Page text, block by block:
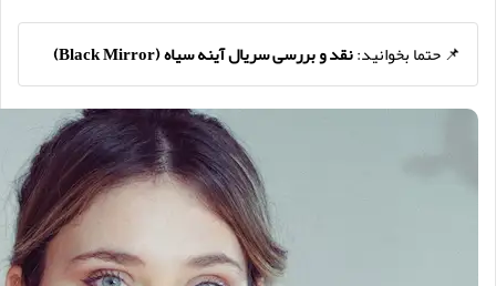
📌 حتما بخوانید:نقد و بررسی سریال آینه سیاه (Black Mirror)